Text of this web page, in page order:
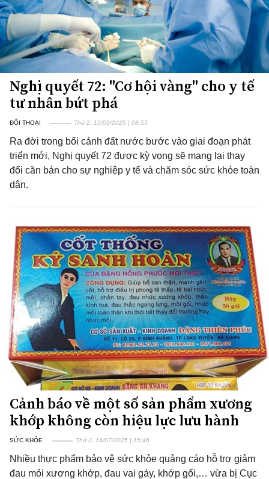
Nghị quyết 72: "Cơ hội vàng" cho y tế
tư nhân bứt phá
ĐỐI THOẠI Thứ 2, 15/09/2025 | 08:55
Ra đời trong bối cảnh đất nước bước vào giai đoạn phát
triển mới, Nghị quyết 72 được kỳ vọng sẽ mang lại thay
đổi căn bản cho sự nghiệp y tế và chăm sóc sức khỏe toàn
dân.
Cảnh báo về một số sản phẩm xương
khớp không còn hiệu lực lưu hành
SỨC KHỎE Thứ 2, 14/07/2025 | 15:46
Nhiều thực phẩm bảo vệ sức khỏe quảng cáo hỗ trợ giảm
đau mỏi xương khớp, đau vai gáy, khớp gối,… vừa bị Cục